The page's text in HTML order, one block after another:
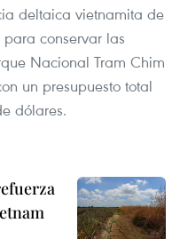
deltaica vietnamita de
conservar las
Nacional Tram Chim
un presupuesto total
dólares.